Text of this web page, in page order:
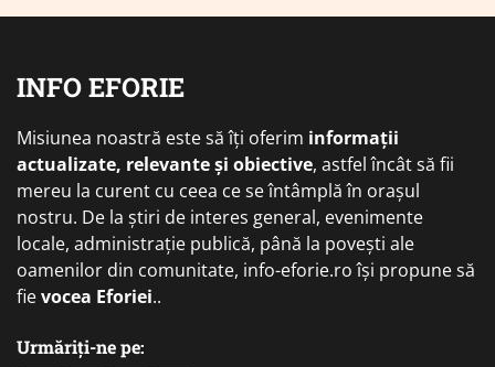
INFO EFORIE
Misiunea noastră este să îți oferim informații
actualizate, relevante și obiective, astfel încât să fii
mereu la curent cu ceea ce se întâmplă în orașul
nostru. De la știri de interes general, evenimente
locale, administrație publică, până la povești ale
oamenilor din comunitate, info-eforie.ro își propune să
fievocea Eforiei..
Urmăriți-ne pe: